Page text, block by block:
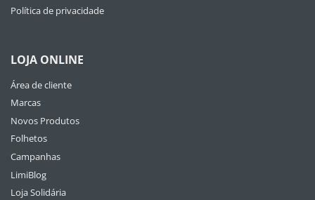
Política de privacidade
LOJA ONLINE
Área de cliente
Marcas
Novos Produtos
Folhetos
Campanhas
LimiBlog
Loja Solidária